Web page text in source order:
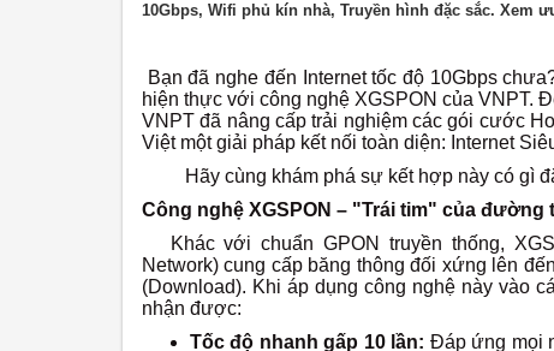
10Gbps, Wifi phủ kín nhà, Truyền hình đặc sắc. Xem
Bạn đã nghe đến Internet tốc độ 10Gbps
hiện thực với công nghệ XGSPON của VNPT.
VNPT đã nâng cấp trải nghiệm các gói cước
Việt một giải pháp kết nối toàn diện: Internet
Hãy cùng khám phá sự kết hợp này có gì
Công nghệ XGSPON – "Trái tim" của đường
Khác với chuẩn GPON truyền thống,
Network) cung cấp băng thông đối xứng lên
(Download). Khi áp dụng công nghệ này vào
nhận được:
Tốc độ nhanh gấp 10 lần: Đáp ứng mọi